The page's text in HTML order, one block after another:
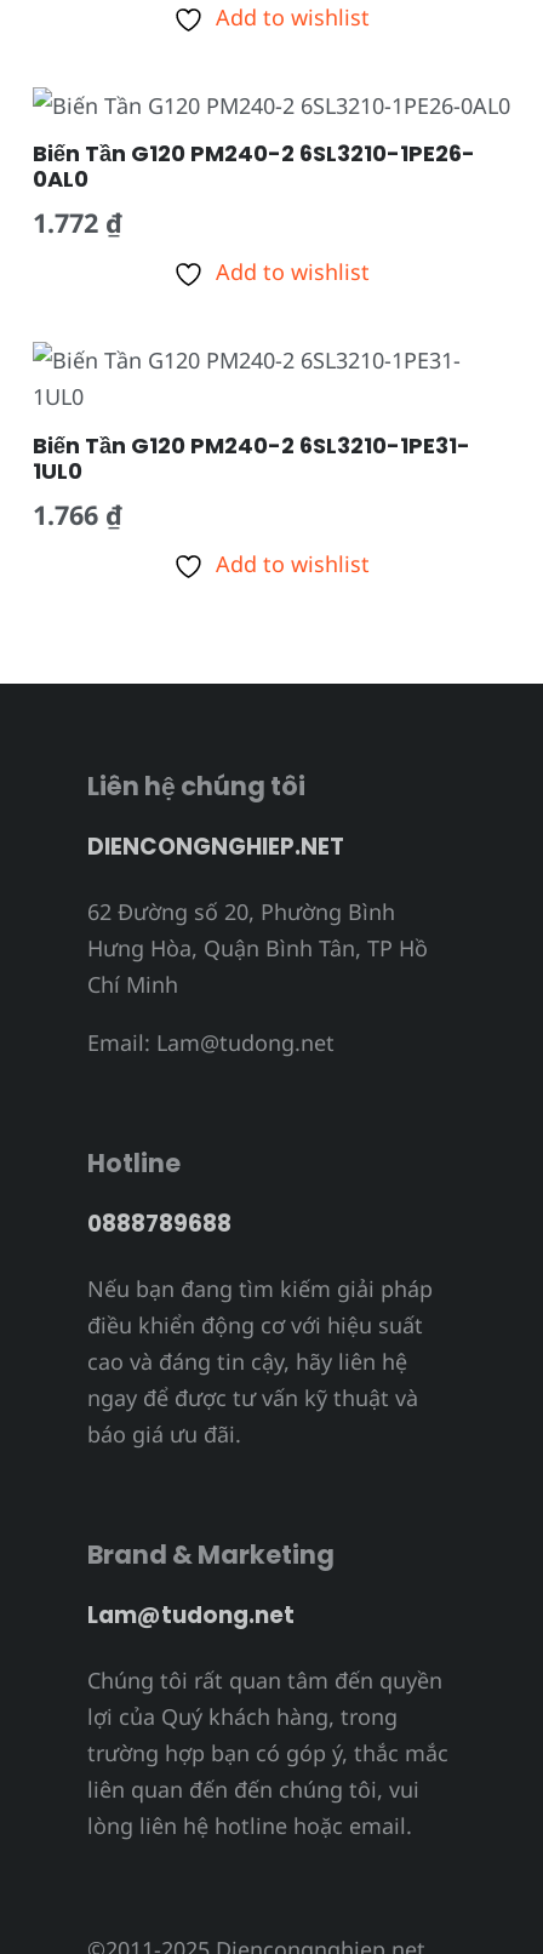
Add to wishlist
Biến Tần G120 PM240-2 6SL3210-1PE26-
0AL0
1.772 ₫
Add to wishlist
Biến Tần G120 PM240-2 6SL3210-1PE31-
1UL0
1.766 ₫
Add to wishlist
Liên hệ chúng tôi
DIENCONGNGHIEP.NET
62 Đường số 20, Phường Bình
Hưng Hòa, Quận Bình Tân, TP Hồ
Chí Minh
Email: Lam@tudong.net
Hotline
0888789688
Nếu bạn đang tìm kiếm giải pháp
điều khiển động cơ với hiệu suất
cao và đáng tin cậy, hãy liên hệ
ngay để được tư vấn kỹ thuật và
báo giá ưu đãi.
Brand & Marketing
Lam@tudong.net
Chúng tôi rất quan tâm đến quyền
lợi của Quý khách hàng, trong
trường hợp bạn có góp ý, thắc mắc
liên quan đến đến chúng tôi, vui
lòng liên hệ hotline hoặc email.